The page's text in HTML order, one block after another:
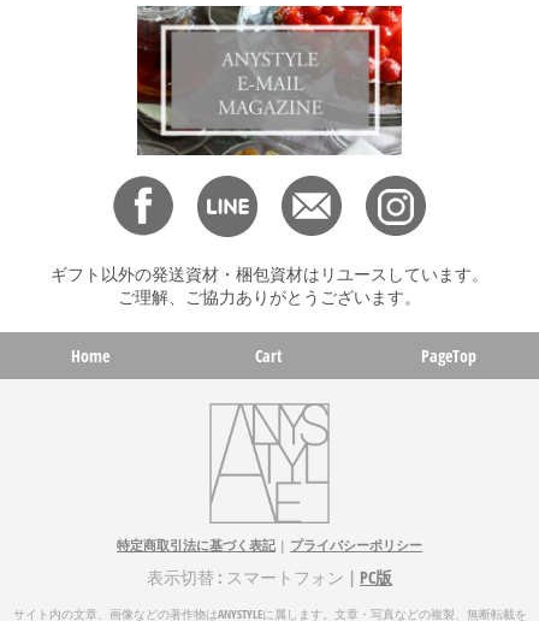
ギフト以外の発送資材・梱包資材はリユースしています。
ご理解、ご協力ありがとうございます。
Home Cart PageTop
特定商取引法に基づく表記 | プライバシーポリシー
表示切替 : スマートフォン | PC版
サイト内の文章、画像などの著作物はANYSTYLEに属します。文章・写真などの複製、無断転載を